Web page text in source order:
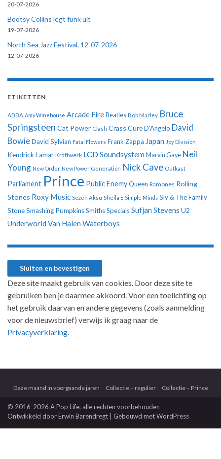
20-07-2026
Bootsy Collins legt funk uit
19-07-2026
North Sea Jazz Festival, 12-07-2026
12-07-2026
ETIKETTEN
ABBA Amy Winehouse Arcade Fire Beatles Bob Marley Bruce
Springsteen Cat Power Clash Crass CureD'Angelo David
BowieDavid Sylvian Fatal Flowers Frank Zappa Japan Joy Division
Kendrick Lamar Kraftwerk LCD Soundsystem Marvin Gaye Neil
Young New Order New Power Generation Nick Cave Outkast
Parliament Prince Public EnemyQueen Ramones Rolling
Stones Roxy Music Sezen Aksu Sheila E Simple Minds Sly & The Family
StoneSmashing PumpkinsSmithsSpecialsSufjan Stevens U2
Underworld Van Halen Waterboys
Deze site maakt gebruik van cookies. Door deze site te
gebruiken ben je daarmee akkoord. Voor een toelichting op
het gebruik daarvan en andere gegevens (zoals aanmelding
voor de nieuwsbrief) verwijs ik graag naar de
Privacyverklaring.
Deze maand in voorgaande jaren Collectie – regulier Collectie – Prince
© 2016-2026 A Pop Life, alle rechten voorbehouden
Ontwikkeld doorErwin Barendregt | Gebouwd metWordPress